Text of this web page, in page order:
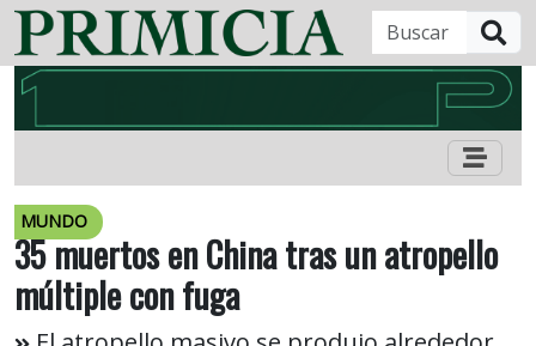
MUNDO
35 muertos en China tras un atropello
múltiple con fuga